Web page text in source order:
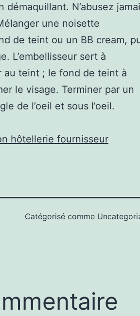
démaquillant. N’abusez
une noisette
de teint ou un BB cream,
L’embellisseur sert à
au teint ; le fond de teint à
le visage. Terminer par un
de l’oeil et sous l’oeil.
hôtellerie fournisseur
Catégorisé comme